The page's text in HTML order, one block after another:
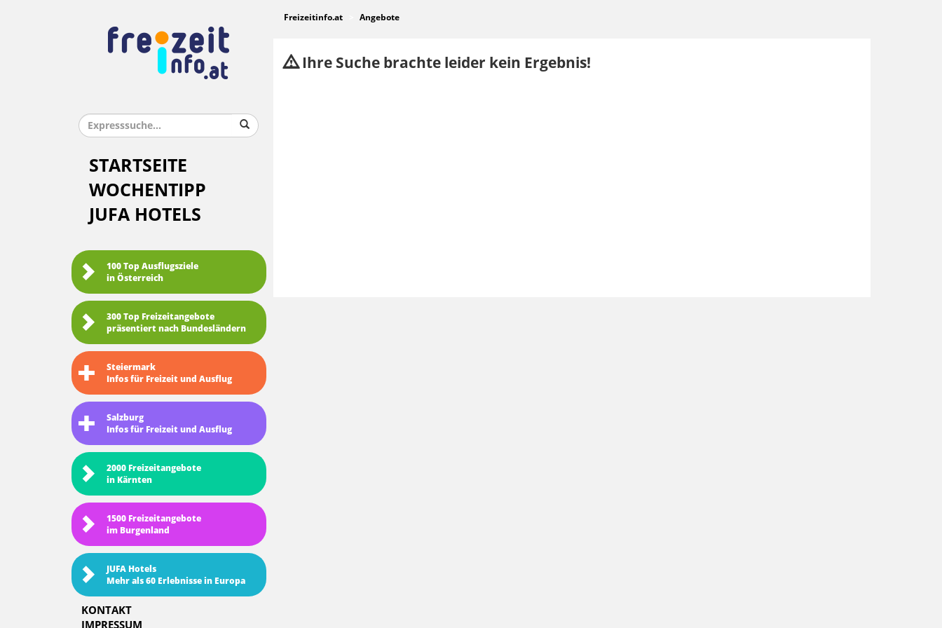
STARTSEITE
WOCHENTIPP
JUFA HOTELS
100 Top Ausflugsziele
in Österreich
300 Top Freizeitangebote
präsentiert nach Bundesländern
Steiermark
Infos für Freizeit und Ausflug
Salzburg
Infos für Freizeit und Ausflug
2000 Freizeitangebote
in Kärnten
1500 Freizeitangebote
im Burgenland
JUFA Hotels
Mehr als 60 Erlebnisse in Europa
KONTAKT
IMPRESSUM
Freizeitinfo.at Angebote
Ihre Suche brachte leider kein Ergebnis!